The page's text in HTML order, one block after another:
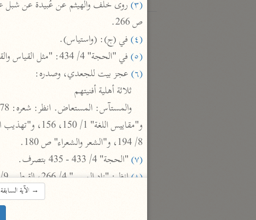
(٣)
ص 266.
(٤)
في (ج): (واستياس).
(٥)
في "الحجة" 4/ 434: "مثل القياس والقياد".
(٦)
عجز بيت للجعدي، وصدره:
ثلاثة أهلية أفنيتهم
8/ 194، و"الشعر والشعراء" ص 180.
(٧)
"الحجة" 4/ 433 - 435 بتصرف.
(٨) انظر: "زاد المسير" 4/ 266، القرطبي 9/ 241.
انظر: "تهذيب اللغة" (نجا) 4/ 3510، و"اللسان" (نجا) 7/ 4361. →الآية السابقة